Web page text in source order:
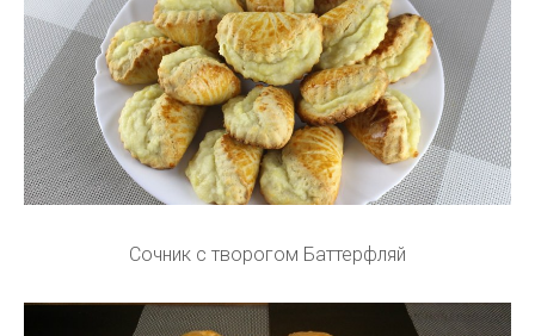
Сочник с творогом Баттерфляй